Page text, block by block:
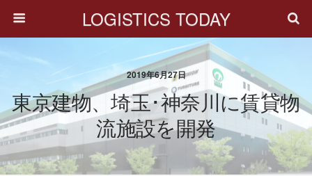
LOGISTICS TODAY
2019年6月27日
東京建物、埼玉･神奈川に賃貸物
流施設を開発